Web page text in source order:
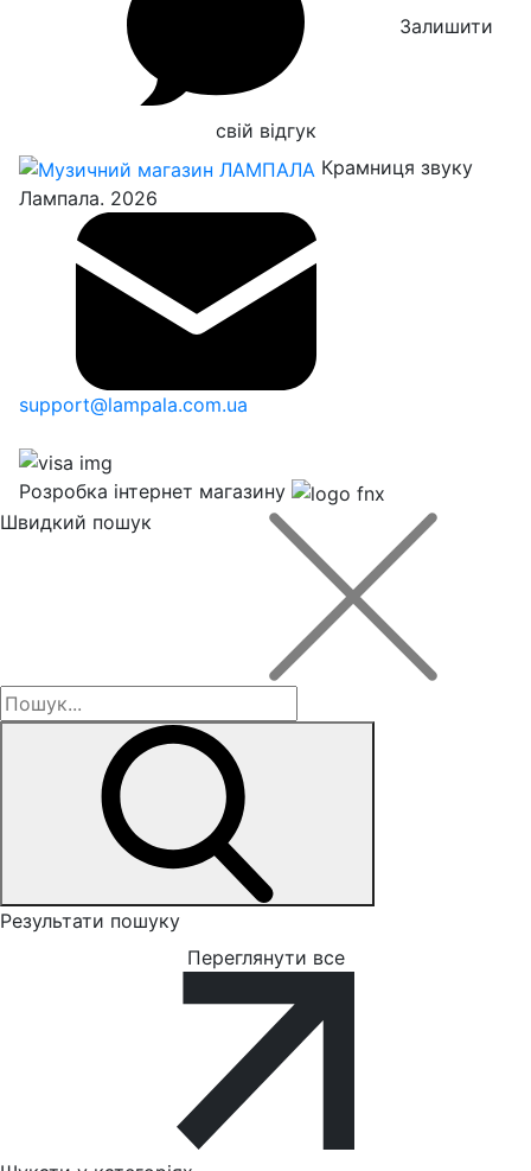
Залишити
свій відгук
Крамниця звуку
Лампала. 2026
support@lampala.com.ua
Розробка інтернет магазину
Швидкий пошук
Результати пошуку
Переглянути все